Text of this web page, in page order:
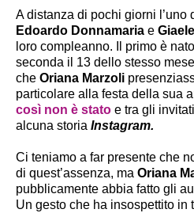
A distanza di pochi giorni l’uno
Edoardo Donnamaria e
loro compleanno. Il primo è
seconda il 13 dello stesso
che Oriana Marzoli
particolare alla festa della sua
così non è stato e tra gli
alcuna storia Instagram.
Ci teniamo a far presente che
di quest’assenza, ma Oriana
pubblicamente abbia fatto gli
Un gesto che ha insospettito in